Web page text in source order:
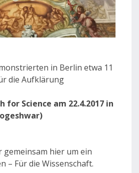
in Berlin etwa 11
die Aufklärung
for Science am 22.4.2017 in
gemeinsam hier um ein
– Für die Wissenschaft.